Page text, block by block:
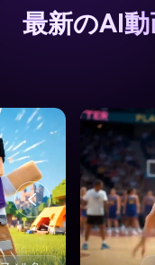
最新のAI